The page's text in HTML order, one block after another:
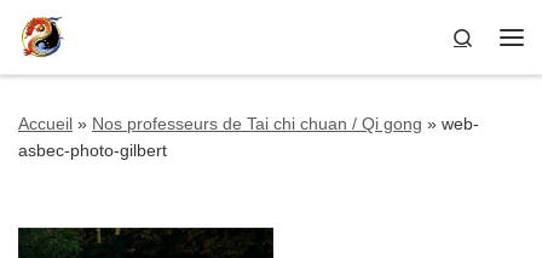
Passer au contenu
Search
Accueil » Nos professeurs de Tai chi chuan / Qi gong » web-
asbec-photo-gilbert